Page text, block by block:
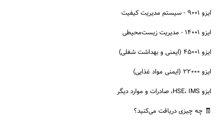
ایزو 9001 - سیستم مدیریت کیفیت
ایزو 14001 - مدیریت زیست‌محیطی
ایزو 45001 (ایمنی و بهداشت شغلی)
ایزو 22000 (ایمنی مواد غذایی)
ایزو HSE، IMS، صادرات و موارد دیگر
🧾 چه چیزی دریافت می‌کنید؟